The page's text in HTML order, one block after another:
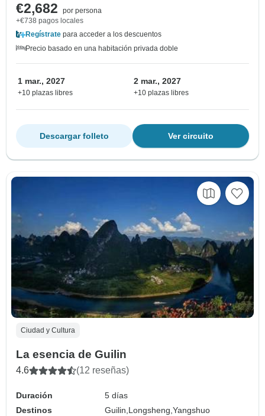
€2,682
por persona
+€738 pagos locales
Regístrate para acceder a los descuentos
Precio basado en una habitación privada doble
1 mar., 2027
+10 plazas libres
2 mar., 2027
+10 plazas libres
Ver circuito
Descargar folleto
Ciudad y Cultura
La esencia de Guilin
4.6 (12 reseñas)
Duración
5 días
Destinos
Guilin,Longsheng,Yangshuo